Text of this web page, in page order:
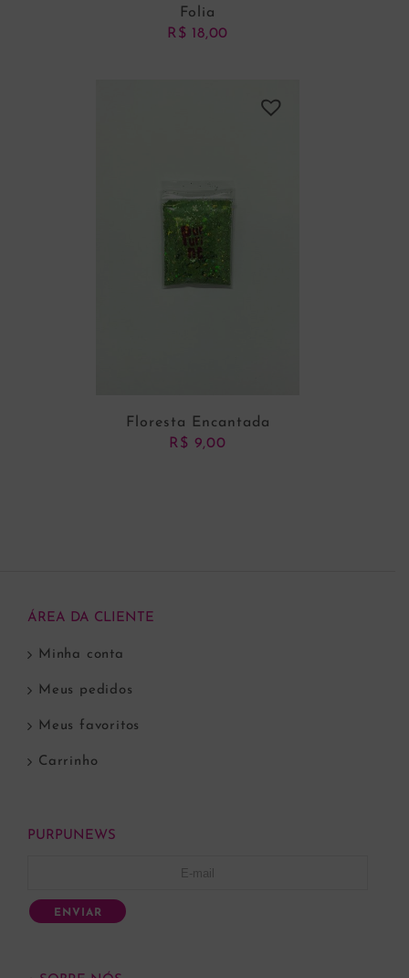
Folia
R$ 18,00
Floresta Encantada
R$ 9,00
ÁREA DA CLIENTE
Minha conta
Meus pedidos
Meus favoritos
Carrinho
PURPUNEWS
ENVIAR